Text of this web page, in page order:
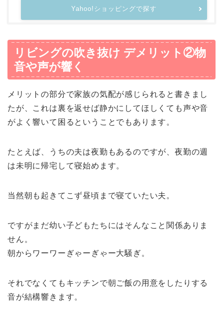
Yahoo!ショッピングで探す
リビングの吹き抜け デメリット②物
音や声が響く
メリットの部分で家族の気配が感じられると書きまし
たが、これは裏を返せば静かにしてほしくても声や音
がよく響いて困るということでもあります。
たとえば、うちの夫は夜勤もあるのですが、夜勤の週
は未明に帰宅して寝始めます。
当然朝も起きてこず昼頃まで寝ていたい夫。
ですがまだ幼い子どもたちにはそんなこと関係ありま
せん。
朝からワーワーぎゃーぎゃー大騒ぎ。
それでなくてもキッチンで朝ご飯の用意をしたりする
音が結構響きます。